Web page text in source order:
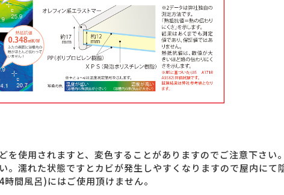
使用されますと、変色することがありますのでご注意下さい。
濡れた状態ですとカビが発生しやすくなりますので屋内にて
間風呂)にはご使用頂けません。